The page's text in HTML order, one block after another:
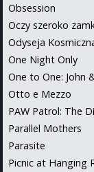
Obsession
Oczy szeroko
Odyseja
One Night Only
One to One: John
Otto e Mezzo
PAW Patrol: The
Parallel Mothers
Parasite
Picnic at Hanging